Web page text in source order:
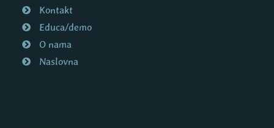
Kontakt
Educa/demo
O nama
Naslovna